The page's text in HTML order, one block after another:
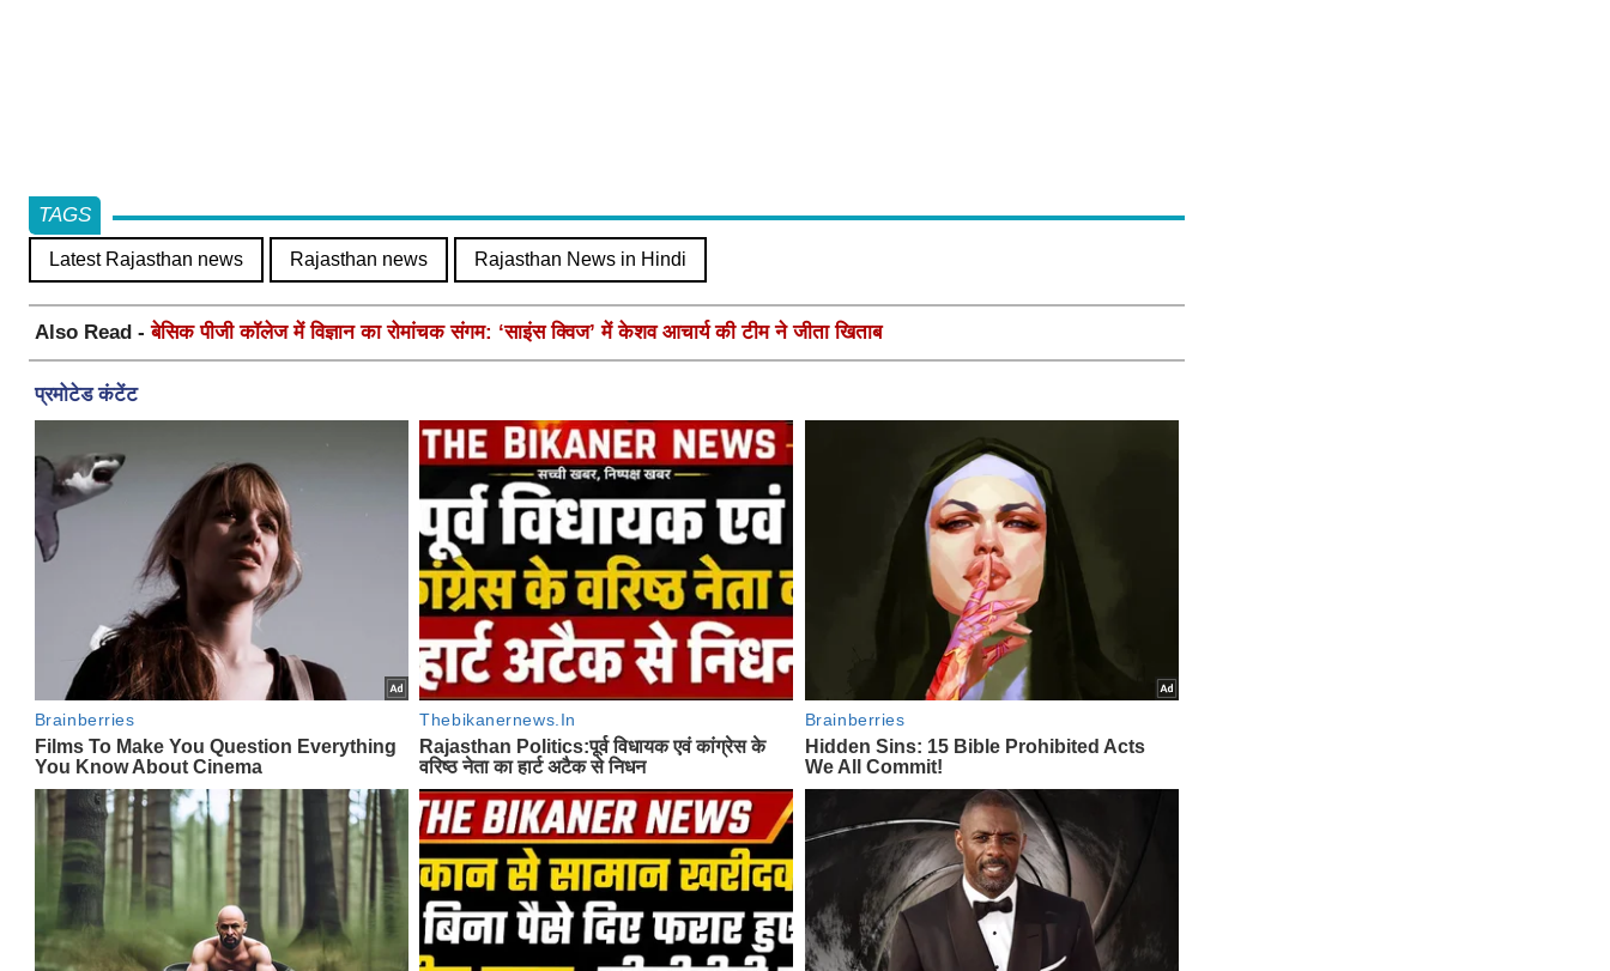
TAGS
Latest Rajasthan news Rajasthan news Rajasthan News in Hindi
Also Read -बेसिक पीजी कॉलेज में विज्ञान का रोमांचक संगम: ‘साइंस क्विज’ में केशव आचार्य की टीम ने जीता खिताब